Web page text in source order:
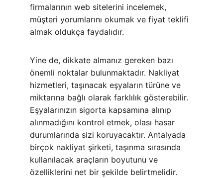
firmalarının web sitelerini incelemek,
müşteri yorumlarını okumak ve fiyat teklifi
almak oldukça faydalıdır.
Yine de, dikkate almanız gereken bazı
önemli noktalar bulunmaktadır. Nakliyat
hizmetleri, taşınacak eşyaların türüne ve
miktarına bağlı olarak farklılık gösterebilir.
Eşyalarınızın sigorta kapsamına alınıp
alınmadığını kontrol etmek, olası hasar
durumlarında sizi koruyacaktır. Antalyada
birçok nakliyat şirketi, taşınma sırasında
kullanılacak araçların boyutunu ve
özelliklerini net bir şekilde belirtmelidir.